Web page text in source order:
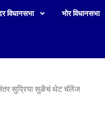
विधानसभा भोर विधानसभा
सुप्रिया सुळेंचं थेट चॅलेंज